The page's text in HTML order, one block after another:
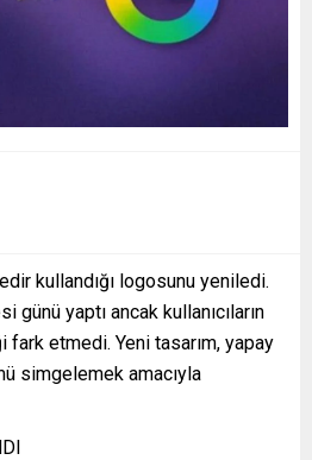
kullandığı logosunu yeniledi.
günü yaptı ancak kullanıcıların
etmedi. Yeni tasarım, yapay
simgelemek amacıyla